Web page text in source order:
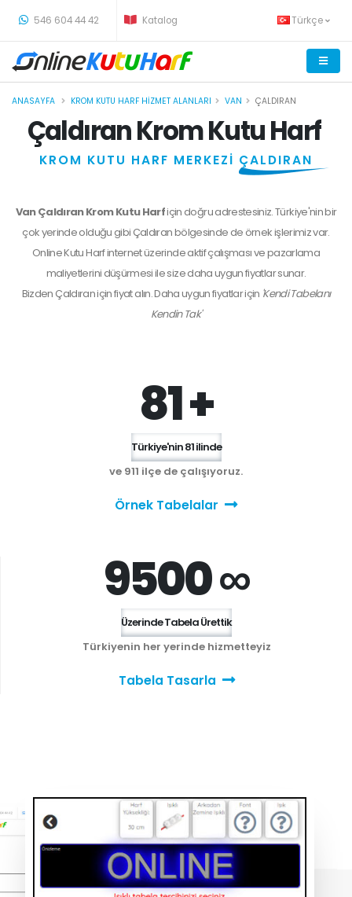
546 604 44 42 Katalog Türkçe
ANASAYFA KROM KUTU HARF HIZMET ALANLARI VAN ÇALDIRAN
Çaldıran Krom Kutu Harf
KROM KUTU HARF MERKEZİ ÇALDIRAN
Van Çaldıran Krom Kutu Harfiçin doğru adrestesiniz. Türkiye'nin bir
çok yerinde olduğu gibi Çaldıran bölgesinde de örnek işlerimiz var.
Online Kutu Harf internet üzerinde aktif çalışması ve pazarlama
maliyetlerini düşürmesi ile size daha uygun fiyatlar sunar.
Bizden Çaldıraniçin fiyat alın. Daha uygun fiyatlar için 'Kendi Tabelanı
Kendin Tak'
81 +
Türkiye'nin 81 ilinde
ve 911 ilçe de çalışıyoruz.
Örnek Tabelalar
9500 ∞
Üzerinde Tabela Ürettik
Türkiyenin her yerinde hizmetteyiz
Tabela Tasarla